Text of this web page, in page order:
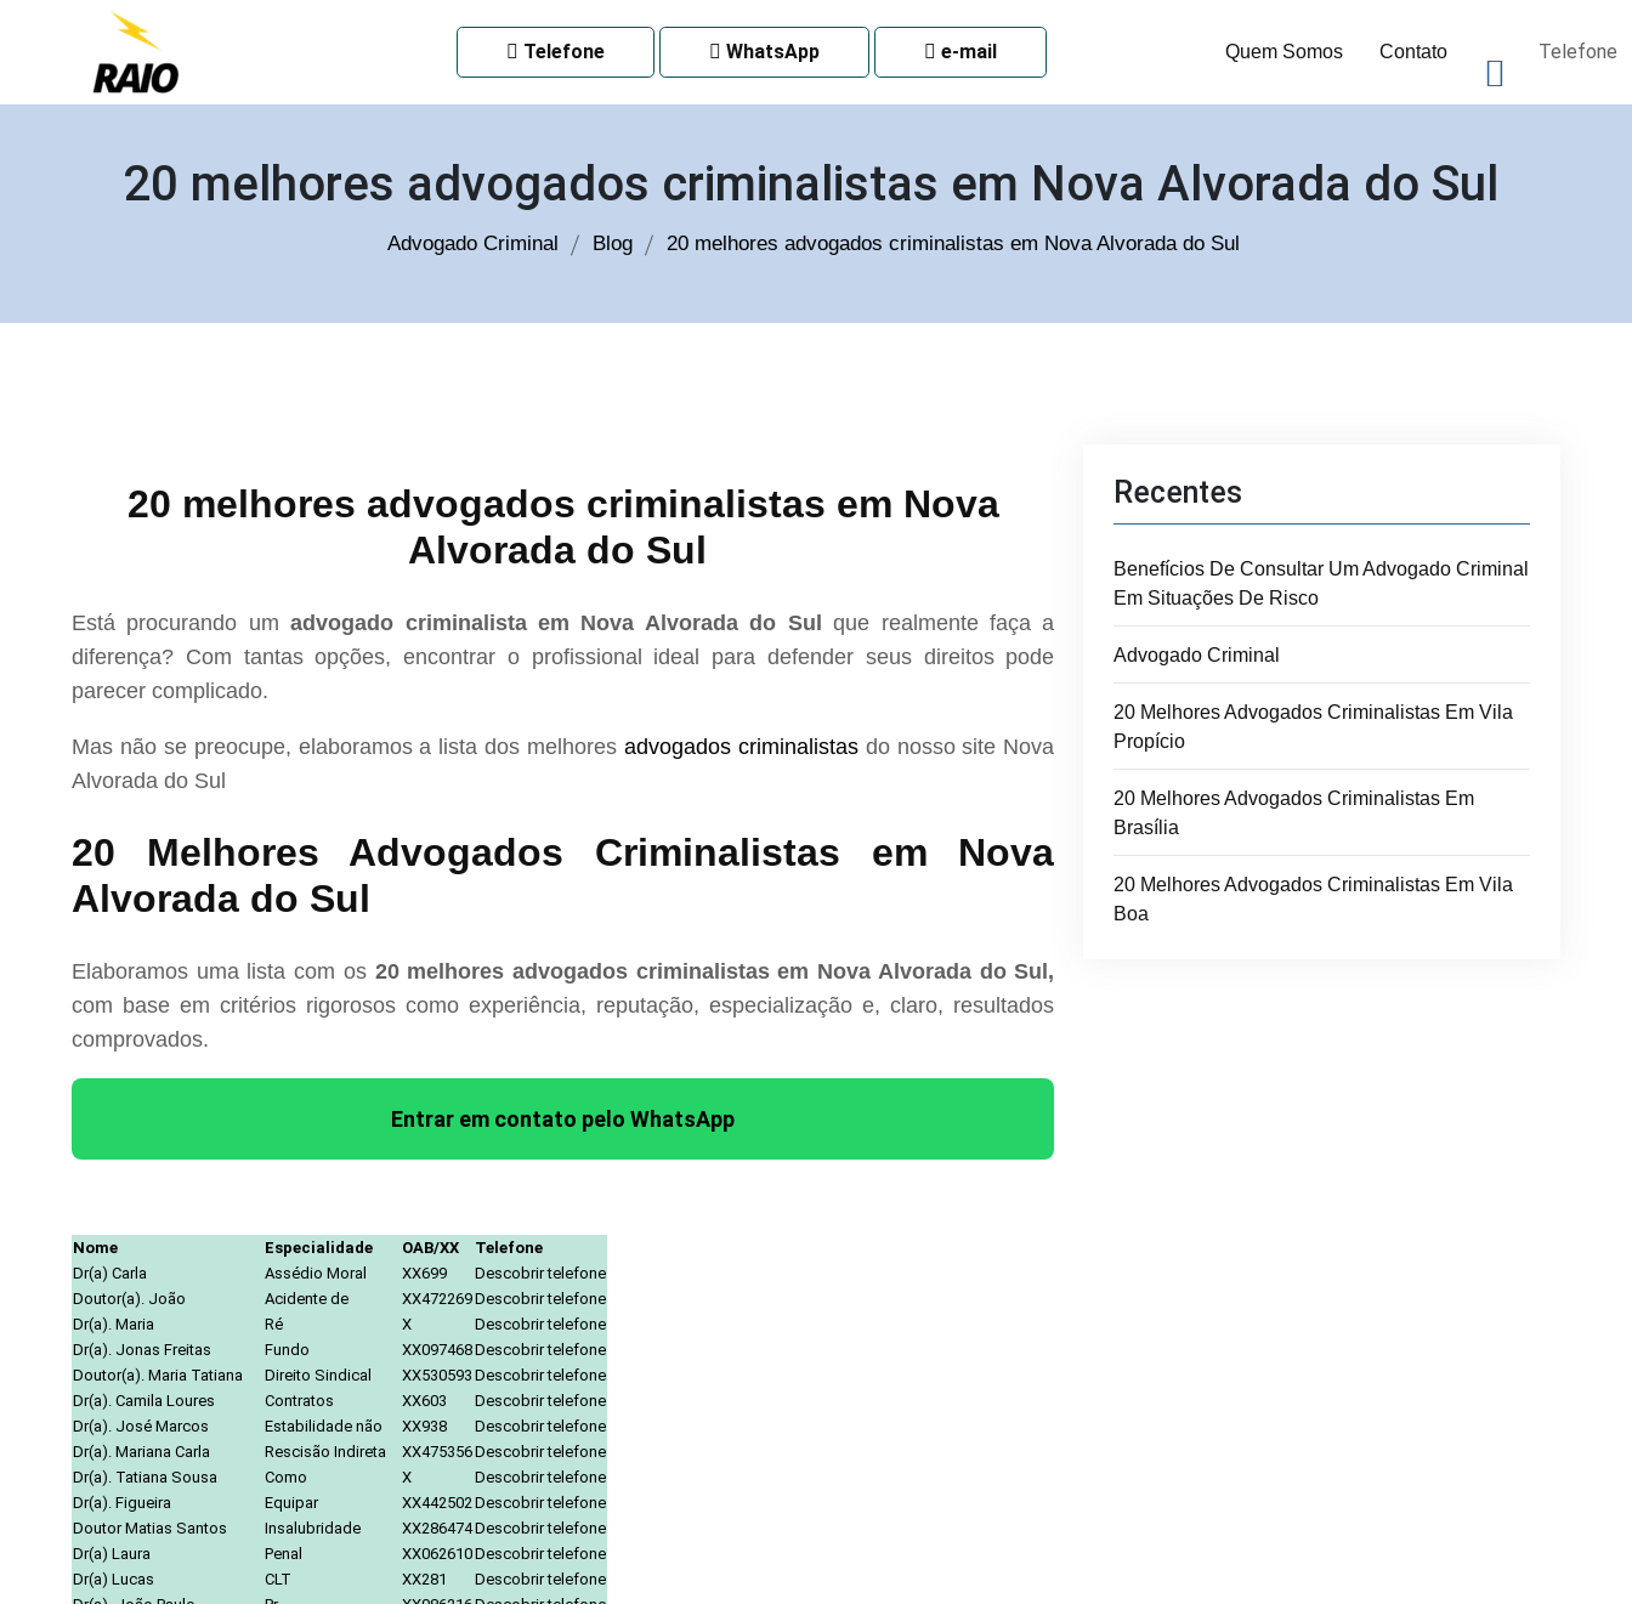
Telefone WhatsApp e-mail Quem Somos Contato Telefone
20 melhores advogados criminalistas em Nova Alvorada do Sul
Advogado Criminal Blog 20 melhores advogados criminalistas em Nova Alvorada do Sul
20 melhores advogados criminalistas em Nova
Alvorada do Sul
Está procurando umadvogado criminalista em Nova Alvorada do Sul que realmente faça a
diferença? Com tantas opções, encontrar o profissional ideal para defender seus direitos pode
parecer complicado.
Mas não se preocupe, elaboramos a lista dos melhores advogados criminalistasdo nosso site Nova
Alvorada do Sul
20 Melhores Advogados Criminalistas em Nova
Alvorada do Sul
Elaboramos uma lista com os 20 melhores advogados criminalistas em Nova Alvorada do Sul,
com base em critérios rigorosos como experiência, reputação, especialização e, claro, resultados
comprovados.
Entrar em contato pelo WhatsApp
Nome Especialidade OAB/XX
Telefone
Dr(a) Carla
Assédio Moral XX699
Descobrir telefone
Doutor(a). João
Acidente de XX472269Descobrir telefone
Dr(a). Maria
Ré X
Descobrir telefone
Dr(a). Jonas Freitas
Fundo XX097468Descobrir telefone
Doutor(a). Maria Tatiana
Direito Sindical XX530593 Descobrir telefone
Dr(a). Camila Loures
Contratos XX603
Descobrir telefone
Dr(a). José Marcos
Estabilidade não XX938
Descobrir telefone
Dr(a). Mariana Carla
Rescisão Indireta XX475356Descobrir telefone
Dr(a). Tatiana Sousa
Como X
Descobrir telefone
Dr(a). Figueira
Equipar XX442502 Descobrir telefone
Doutor Matias Santos
Insalubridade XX286474Descobrir telefone
Dr(a) Laura
Penal XX062610Descobrir telefone
Dr(a) Lucas
CLT XX281
Descobrir telefone
Recentes
Benefícios De Consultar Um Advogado Criminal
Em Situações De Risco
Advogado Criminal
20 Melhores Advogados Criminalistas Em Vila
Propício
20 Melhores Advogados Criminalistas Em
Brasília
20 Melhores Advogados Criminalistas Em Vila
Boa